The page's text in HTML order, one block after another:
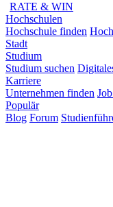
RATE & WIN
Hochschulen
Hochschule finden
Stadt
Studium
Studium suchen
Karriere
Unternehmen finden
Populär
Blog Forum